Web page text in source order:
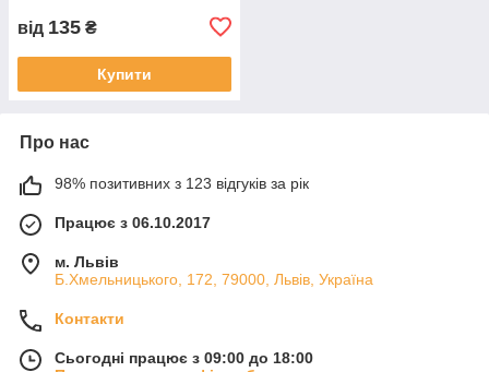
від 135 ₴
Купити
Про нас
98% позитивних з 123 відгуків за рік
Працює з 06.10.2017
м. Львів
Б.Хмельницького, 172, 79000, Львів, Україна
Контакти
Сьогодні працює з 09:00 до 18:00